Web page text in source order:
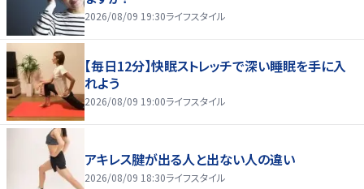
2026/08/09 19:30ライフスタイル
【毎日12分】快眠ストレッチで深い睡眠を手に入
れよう
2026/08/09 19:00ライフスタイル
アキレス腱が出る人と出ない人の違い
2026/08/09 18:30ライフスタイル